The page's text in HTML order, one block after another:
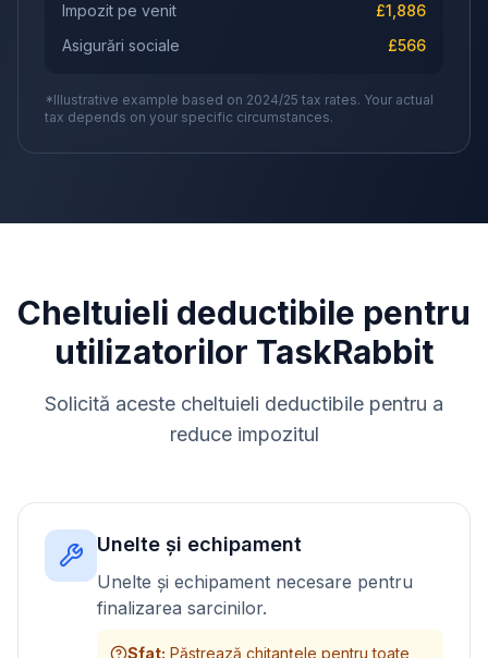
Impozit pe venit £1,886
Asigurări sociale
£566
*Illustrative example based on 2024/25 tax rates. Your actual
tax depends on your specific circumstances.
Cheltuieli deductibile pentru
utilizatorilor TaskRabbit
Solicită aceste cheltuieli deductibile pentru a
reduce impozitul
Unelte și echipament
Unelte și echipament necesare pentru
finalizarea sarcinilor.
Sfat: Păstrează chitanțele pentru toate